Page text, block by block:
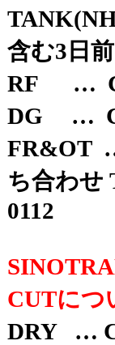
含む3日前
RF …
DG …
FR&OT
ち合わせ
0112
CUTにつ
DRY …